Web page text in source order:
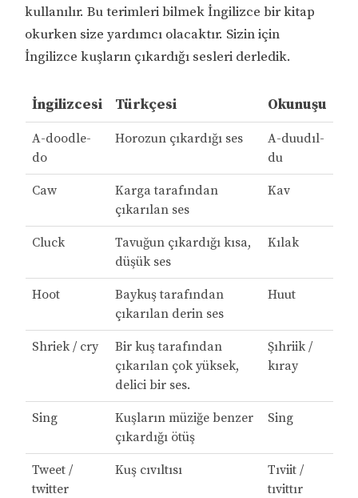
kullanılır. Bu terimleri bilmek İngilizce bir kitap
okurken size yardımcı olacaktır. Sizin için
İngilizce kuşların çıkardığı sesleri derledik.
İngilizcesi Türkçesi Okunuşu
A-doodle-
do
Horozun çıkardığı ses
A-duudıl-
du
Caw
Karga tarafından
çıkarılan ses
Kav
Cluck
Tavuğun çıkardığı kısa,
düşük ses
Kılak
Hoot
Baykuş tarafından
çıkarılan derin ses
Huut
Shriek / cry
Bir kuş tarafından
çıkarılan çok yüksek,
delici bir ses.
Şıhriik /
kıray
Sing
Kuşların müziğe benzer
çıkardığı ötüş
Sing
Tweet /
twitter
Kuş cıvıltısı
Tıviit /
tıvittır